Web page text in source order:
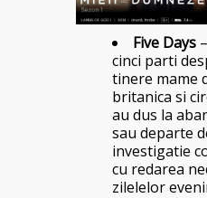
Five Days
cinci parti
tinere mame
britanica si
au dus la
sau departe
investigatie
cu redarea
zilelelor